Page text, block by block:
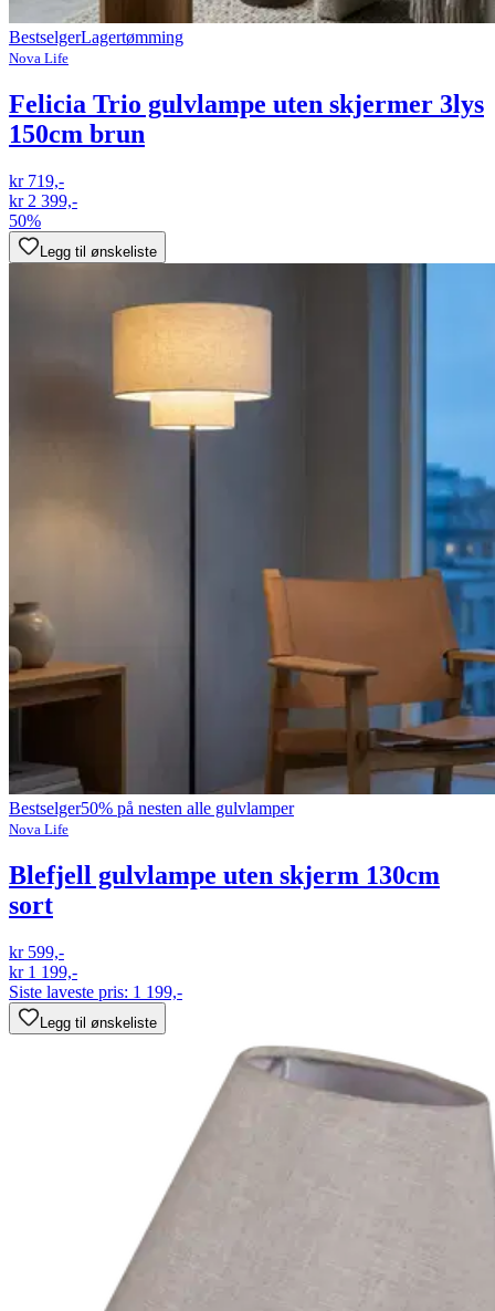
BestselgerLagertømming
Nova Life
Felicia Trio gulvlampe uten skjermer 3lys
150cm brun
kr 719,-
kr 2 399,-
50%
Legg til ønskeliste
Bestselger50% på nesten alle gulvlamper
Nova Life
Blefjell gulvlampe uten skjerm 130cm
sort
kr 599,-
kr 1 199,-
Siste laveste pris: 1 199,-
Legg til ønskeliste